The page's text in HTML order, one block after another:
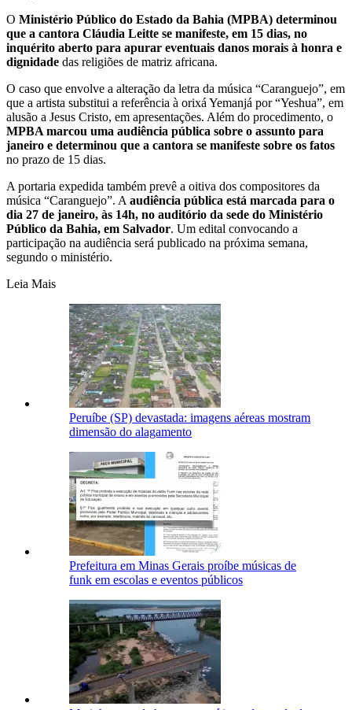
O Ministério Público do Estado da Bahia (MPBA) determinou
que a cantora Cláudia Leitte se manifeste, em 15 dias, no
inquérito aberto para apurar eventuais danos morais à honra e
dignidade das religiões de matriz africana.
O caso que envolve a alteração da letra da música “Caranguejo”, em
que a artista substitui a referência à orixá Yemanjá por “Yeshua”, em
alusão a Jesus Cristo, em apresentações. Além do procedimento, o
MPBA marcou uma audiência pública sobre o assunto para
janeiro e determinou que a cantora se manifeste sobre os fatos
no prazo de 15 dias.
A portaria expedida também prevê a oitiva dos compositores da
música “Caranguejo”. A audiência pública está marcada para o
dia 27 de janeiro, às 14h, no auditório da sede do Ministério
Público da Bahia, em Salvador. Um edital convocando a
participação na audiência será publicado na próxima semana,
segundo o ministério.
Leia Mais
Peruíbe (SP) devastada: imagens aéreas mostram
dimensão do alagamento
Prefeitura em Minas Gerais proíbe músicas de
funk em escolas e eventos públicos